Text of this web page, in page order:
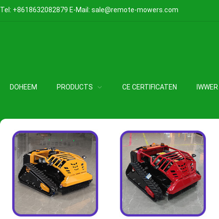
Tel: +8618632082879 E-Mail: sale@remote-mowers.com
DOHEEM PRODUCTS CE CERTIFICATEN